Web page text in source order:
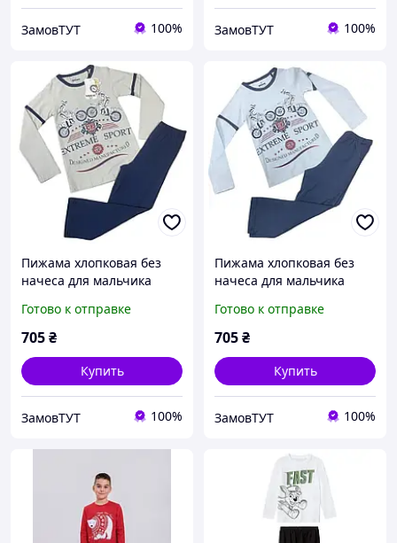
ЗамовТУТ 100% ЗамовТУТ 100%
Пижама хлопковая без
начеса для мальчика
(6-7 лет), рост 116-122 см
серый
Готово к отправке
705₴
Купить
ЗамовТУТ 100%
Пижама хлопковая без
начеса для мальчика
(6-7 лет), рост 116-122 см
голубой
Готово к отправке
705₴
Купить
ЗамовТУТ 100%